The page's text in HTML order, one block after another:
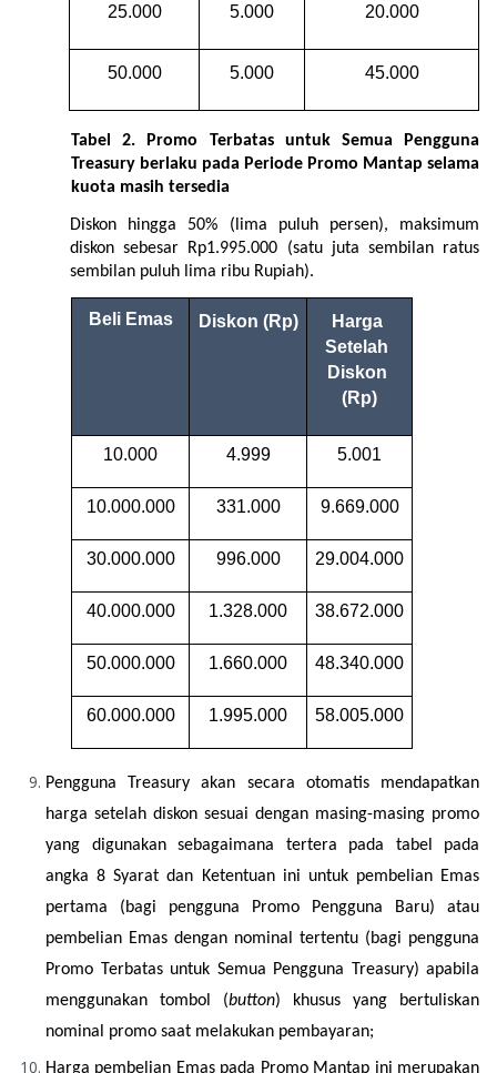
25.000 5.000 20.000
50.000 5.000 45.000
Tabel 2.
Promo Terbatas untuk Semua Pengguna
Treasury berlaku pada Periode Promo Mantap selama
kuota masih tersedia
Diskon hingga 50% (lima puluh persen), maksimum
diskon sebesar Rp1.995.000 (satu juta sembilan ratus
sembilan puluh lima ribu Rupiah).
Beli Emas Diskon (Rp)
Harga
Setelah
Diskon
(Rp)
10.000 4.999 5.001
10.000.000 331.000 9.669.000
30.000.000 996.000 29.004.000
40.000.000 1.328.000 38.672.000
50.000.000 1.660.000 48.340.000
60.000.000 1.995.000 58.005.000
Pengguna Treasury akan secara otomatis mendapatkan
harga setelah diskon sesuai dengan masing-masing promo
yang digunakan sebagaimana tertera pada tabel pada
angka 8 Syarat dan Ketentuan ini untuk pembelian Emas
pertama (bagi pengguna Promo Pengguna Baru) atau
pembelian Emas dengan nominal tertentu (bagi pengguna
Promo Terbatas untuk Semua Pengguna Treasury) apabila
menggunakan tombol (button) khusus yang bertuliskan
nominal promo saat melakukan pembayaran;
Harga pembelian Emas pada Promo Mantap ini merupakan